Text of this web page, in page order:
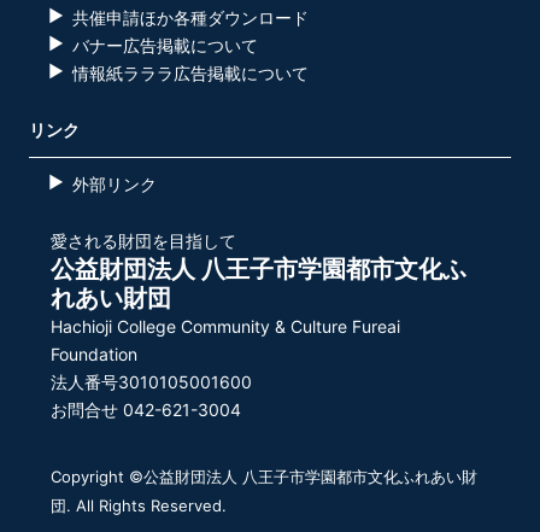
愛される財団を目指して
公益財団法人 八王子市学園都市文化ふ
れあい財団
Hachioji College Community & Culture Fureai
Foundation
法人番号3010105001600
お問合せ 042-621-3004
共催申請ほか各種ダウンロード
バナー広告掲載について
情報紙ラララ広告掲載について
リンク
外部リンク
Copyright ©公益財団法人 八王子市学園都市文化ふれあい財
団. All Rights Reserved.